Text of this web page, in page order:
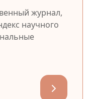
журнал,
научного